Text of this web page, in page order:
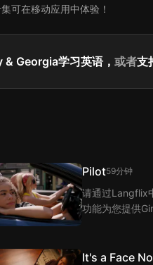
可在移动应用中体验！
Georgia学习英语， 或者支
Pilot59分钟
请通过Langflix
功能为您提供
It's a Face